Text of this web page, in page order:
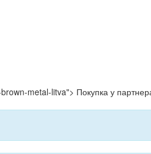
metal-litva"> Покупка у